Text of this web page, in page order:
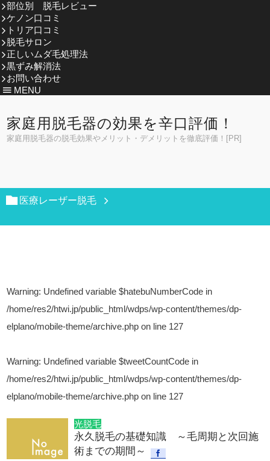
部位別 脱毛レビュー
ケノン口コミ
トリア口コミ
脱毛サロン
正しいムダ毛処理法
黒ずみ解消法
お問い合わせ
MENU
家庭用脱毛器の効果を辛口評価！
家庭用脱毛器の脱毛効果やメリット・デメリットを徹底評価！[PR]
医療レーザー脱毛
Warning: Undefined variable $hatebuNumberCode in
/home/res2/htwi.jp/public_html/wdps/wp-content/themes/dp-
elplano/mobile-theme/archive.php on line 127
Warning: Undefined variable $tweetCountCode in
/home/res2/htwi.jp/public_html/wdps/wp-content/themes/dp-
elplano/mobile-theme/archive.php on line 127
光脱毛
永久脱毛の基礎知識 ～毛周期と次回施
術までの期間～